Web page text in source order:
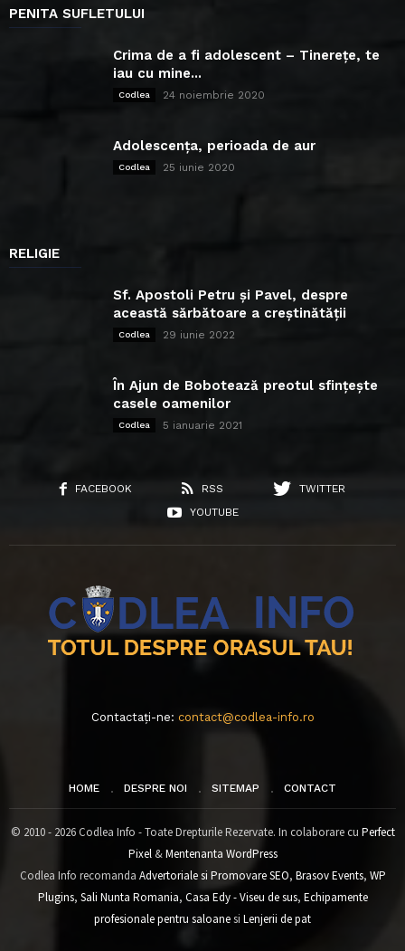
PENITA SUFLETULUI
Crima de a fi adolescent – Tinerețe, te
iau cu mine...
Codlea 24 noiembrie 2020
Adolescența, perioada de aur
Codlea 25 iunie 2020
RELIGIE
Sf. Apostoli Petru și Pavel, despre
această sărbătoare a creștinătății
Codlea 29 iunie 2022
În Ajun de Bobotează preotul sfințește
casele oamenilor
Codlea 5 ianuarie 2021
FACEBOOK RSS
TWITTER
YOUTUBE
Contactați-ne: contact@codlea-info.ro
HOME DESPRE NOI SITEMAP CONTACT
© 2010 - 2026 Codlea Info - Toate Drepturile Rezervate. In colaborare cu Perfect
Pixel&Mentenanta WordPress
Codlea Info recomanda Advertoriale si Promovare SEO, Brasov Events, WP
Plugins, Sali Nunta Romania, Casa Edy - Viseu de sus, Echipamente
profesionale pentru saloanesi Lenjerii de pat